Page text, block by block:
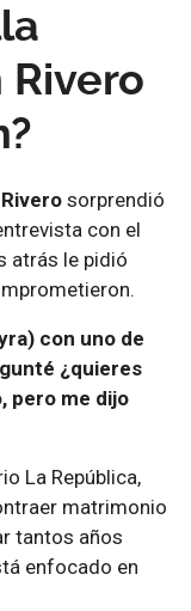
Rivero
sorprendió
con el
atrás le pidió
con uno de
¿quieres
pero me dijo
La República,
matrimonio
tantos años
enfocado en